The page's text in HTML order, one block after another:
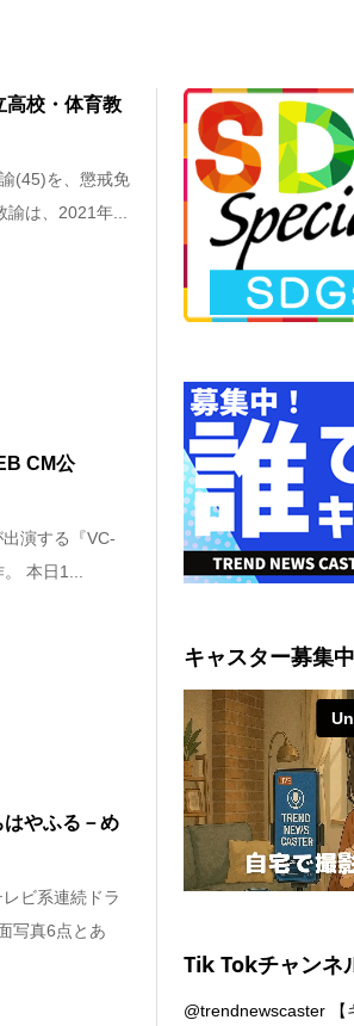
校・体育教
(45)を、懲戒免
は、2021年...
CM公
演する『VC-
本日1...
やふる－め
ビ系連続ドラ
写真6点とあ
キャスター募集中
Tik Tokチャンネ
@trendnewscaster